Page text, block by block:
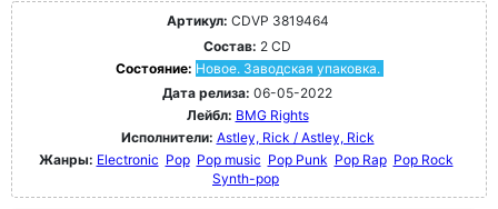
Артикул: CDVP 3819464
Состав: 2 CD
Состояние: Новое. Заводская упаковка.
Дата релиза: 06-05-2022
Лейбл: BMG Rights
Исполнители: Astley, Rick / Astley, Rick
Жанры: Electronic Pop Pop music Pop Punk Pop Rap Pop Rock
Synth-pop